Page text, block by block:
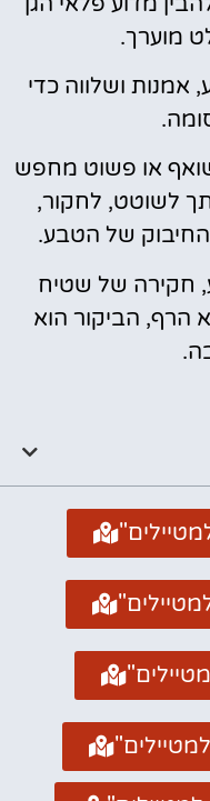
מוערך.
ושלווה כדי
שואף או פשוט מחפש
לשוטט, לחקור,
של הטבע.
חקירה של שטיח
הרף, הביקור הוא